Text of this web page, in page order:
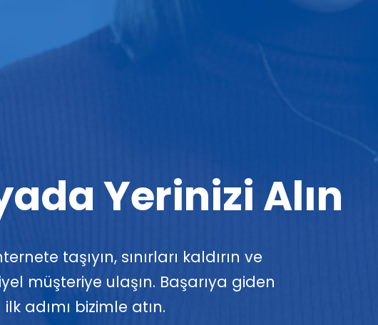
Yerinizi Alın
taşıyın, sınırları kaldırın ve
müşteriye ulaşın. Başarıya giden
adımı bizimle atın.